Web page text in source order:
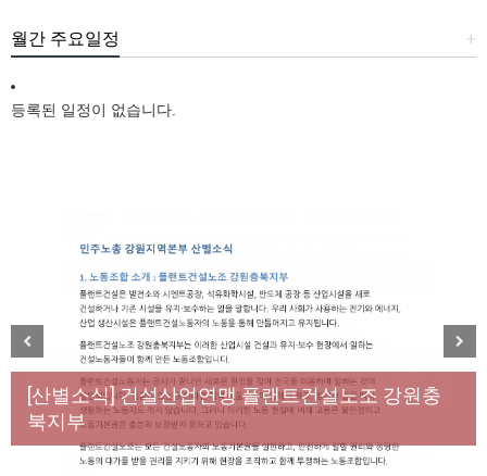
+
월간 주요일정
등록된 일정이 없습니다.
[성명] 막을 수 있었던 죽음, HL만도가 책임져라 : 청
년노동자 사망사고의 철저한 진상규명과 재발방지
대책 마련하라
[산별소식] 건설산업연맹 플랜트건설노조 강원충
북지부
Previous Next